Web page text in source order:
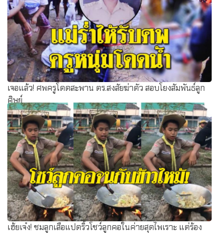
เจอแล้ว! ศพครูโดดสะพาน ตร.สงสัยฆ่าตัว สอบโยงสัมพันธ์ลูก
ศิษย์
เฮ้ยเจ๋ง! ชมลูกเสือแปดริ้วโชว์ลูกคอในค่ายสุดไพเราะ แต่ร้อง